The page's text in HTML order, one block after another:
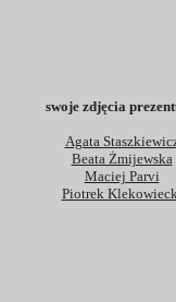
swoje zdjęcia
Agata
Beata Żmijewska
Maciej Parvi
Piotrek